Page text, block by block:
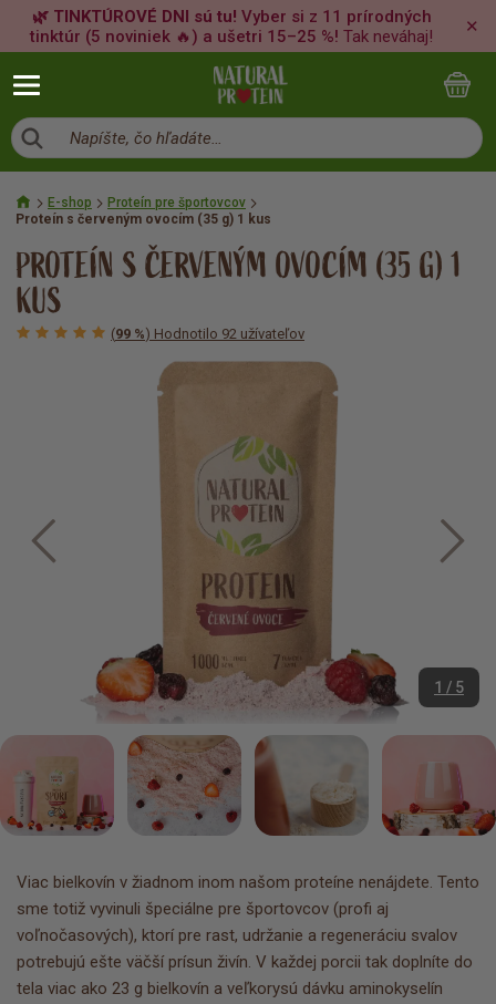
🌿 TINKTÚROVÉ DNI sú tu! Vyber si z 11 prírodných
tinktúr (5 noviniek 🔥) a ušetri 15–25 %! Tak neváhaj!
✕
Napíšte, čo hľadáte…
E-shop
Proteín pre športovcov
Proteín s červeným ovocím (35 g) 1 kus
PROTEÍN S ČERVENÝM OVOCÍM (35 G) 1
KUS
(99 %) Hodnotilo 92 užívateľov
1 / 5
Viac bielkovín v žiadnom inom našom proteíne nenájdete. Tento
sme totiž vyvinuli špeciálne pre športovcov (profi aj
voľnočasových), ktorí pre rast, udržanie a regeneráciu svalov
potrebujú ešte väčší prísun živín. V každej porcii tak doplníte do
tela viac ako 23 g bielkovín a veľkorysú dávku aminokyselín